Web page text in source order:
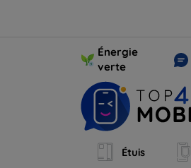
Énergie
verte
Étuis